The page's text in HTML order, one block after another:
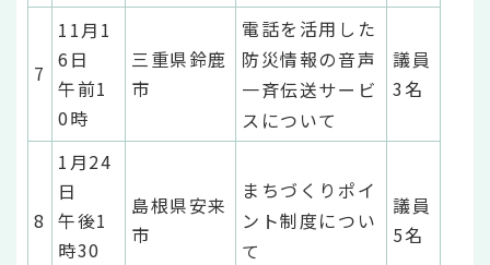
7
11月1
6日
午前1
0時
三重県鈴鹿
市
電話を活用した
防災情報の音声
一斉伝送サービ
スについて
議員
3名
8
1月24
日
午後1
時30
島根県安来
市
まちづくりポイ
ント制度につい
て
議員
5名